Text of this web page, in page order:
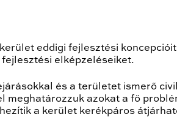
eddigi fejlesztési
fejlesztési elképzeléseiket.
és a területet ismerő
meghatározzuk azokat a fő
a kerület kerékpáros